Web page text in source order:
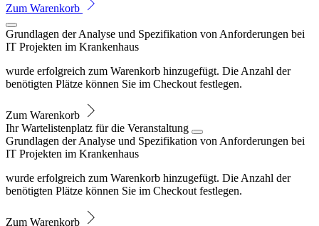
Zum Warenkorb
Grundlagen der Analyse und Spezifikation von Anforderungen bei
IT Projekten im Krankenhaus
wurde erfolgreich zum Warenkorb hinzugefügt. Die Anzahl der
benötigten Plätze können Sie im Checkout festlegen.
Zum Warenkorb
Ihr Wartelistenplatz für die Veranstaltung
Grundlagen der Analyse und Spezifikation von Anforderungen bei
IT Projekten im Krankenhaus
wurde erfolgreich zum Warenkorb hinzugefügt. Die Anzahl der
benötigten Plätze können Sie im Checkout festlegen.
Zum Warenkorb